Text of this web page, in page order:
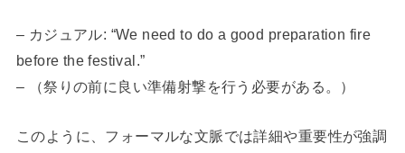
– カジュアル: “We need to do a good preparation fire
before the festival.”
– （祭りの前に良い準備射撃を行う必要がある。）
このように、フォーマルな文脈では詳細や重要性が強調